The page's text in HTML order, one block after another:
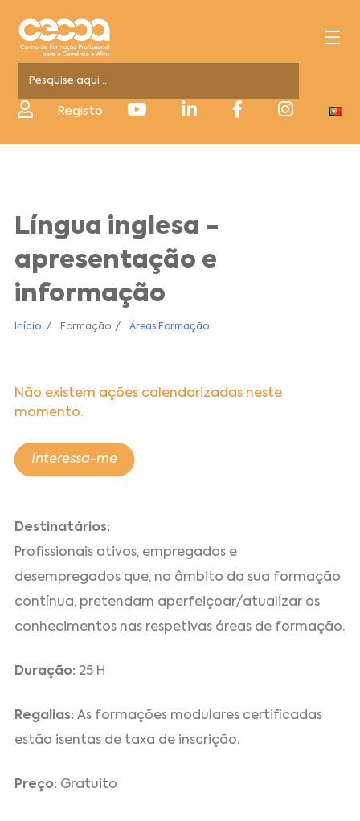
Registo
Língua inglesa -
apresentação e
informação
Início Formação Áreas Formação
Não existem ações calendarizadas neste
momento.
Interessa-me
Destinatários:
Profissionais ativos, empregados e
desempregados que, no âmbito da sua formação
contínua, pretendam aperfeiçoar/atualizar os
conhecimentos nas respetivas áreas de formação.
Duração: 25 H
Regalias: As formações modulares certificadas
estão isentas de taxa de inscrição.
Preço: Gratuito